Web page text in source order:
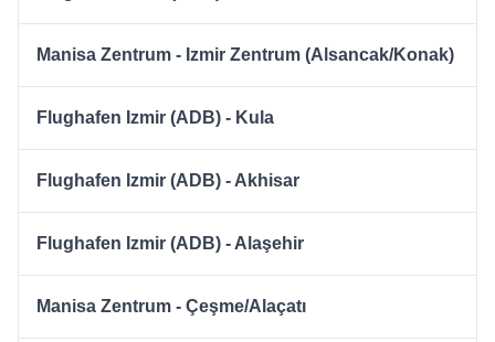
Manisa Zentrum - Izmir Zentrum (Alsancak/Konak)
Flughafen Izmir (ADB) - Kula
Flughafen Izmir (ADB) - Akhisar
Flughafen Izmir (ADB) - Alaşehir
Manisa Zentrum - Çeşme/Alaçatı